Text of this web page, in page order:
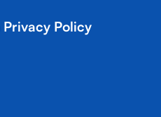
Privacy Policy